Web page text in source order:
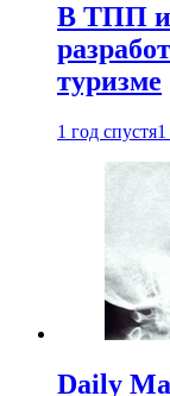
В ТПП и
туризме
1 год спустя
Daily